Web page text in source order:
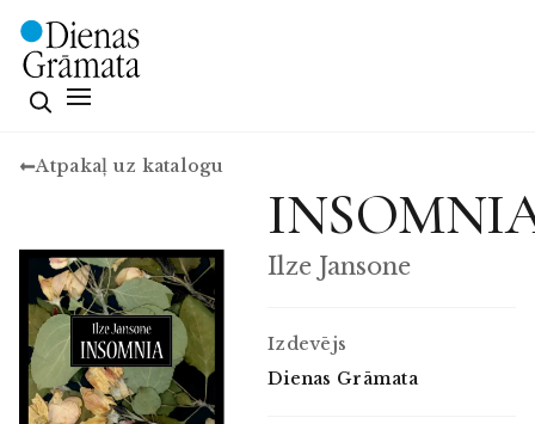
Atpakaļ uz katalogu
Ilze Jansone
Izdevējs
Dienas Grāmata